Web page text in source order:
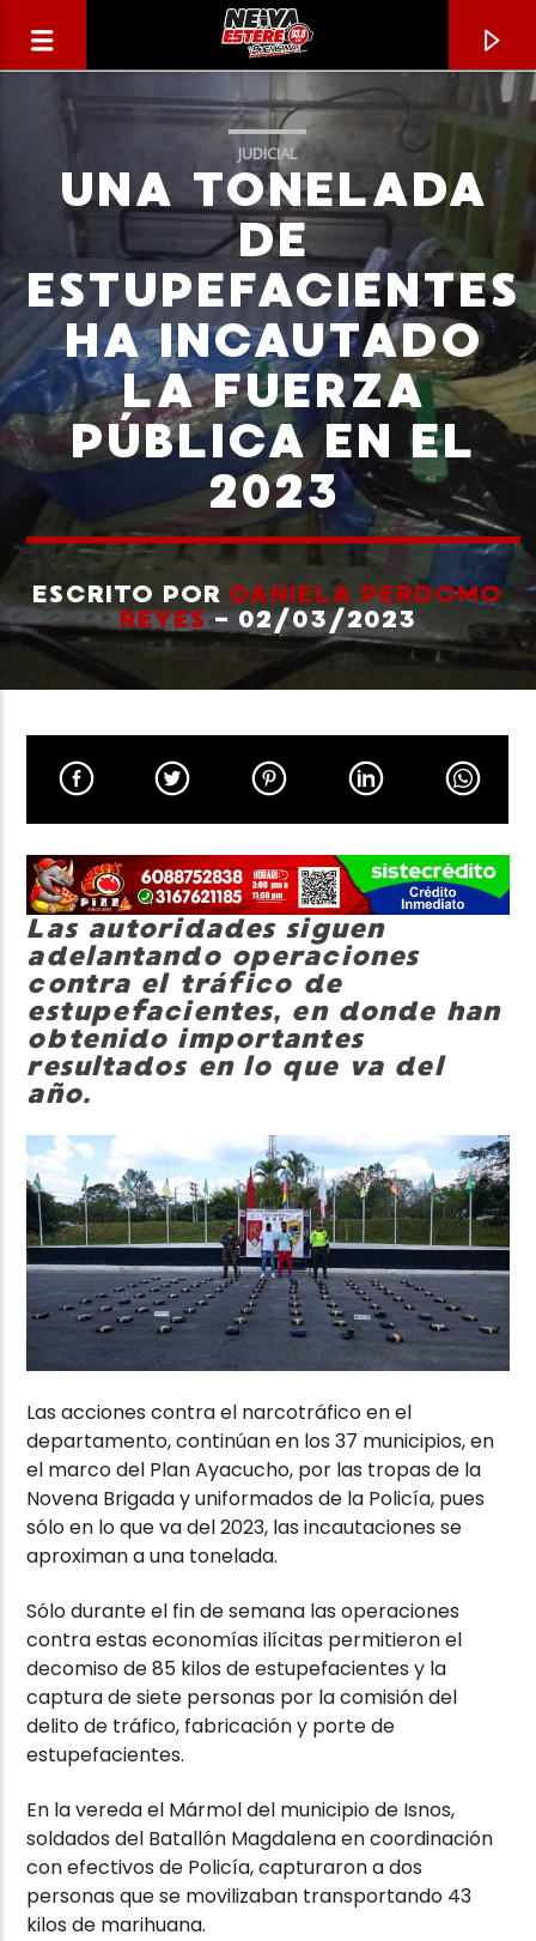
CANCIÓN ACTUAL
TÍTULO
ARTISTA
JUDICIAL
UNA TONELADA
DE
ESTUPEFACIENTES
HA INCAUTADO
LA FUERZA
PÚBLICA EN EL
2023
ESCRITO POR DANIELA PERDOMO
REYES- 02/03/2023
Las autoridades siguen
adelantando operaciones
contra el tráfico de
estupefacientes, en donde han
obtenido importantes
resultados en lo que va del
año.
Las acciones contra el narcotráfico en el
departamento, continúan en los 37 municipios, en
el marco del Plan Ayacucho, por las tropas de la
Novena Brigada y uniformados de la Policía, pues
sólo en lo que va del 2023, las incautaciones se
aproximan a una tonelada.
Sólo durante el fin de semana las operaciones
contra estas economías ilícitas permitieron el
decomiso de 85 kilos de estupefacientes y la
captura de siete personas por la comisión del
delito de tráfico, fabricación y porte de
estupefacientes.
En la vereda el Mármol del municipio de Isnos,
soldados del Batallón Magdalena en coordinación
con efectivos de Policía, capturaron a dos
personas que se movilizaban transportando 43
kilos de marihuana.